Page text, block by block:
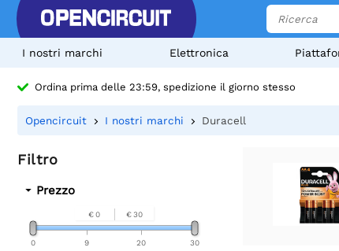
I nostri marchi Elettronica
Ordina prima delle 23:59, spedizione il giorno stesso
Opencircuit I nostri marchi Duracell
Filtro
Prezzo
€ 0 € 30
0 30
9 20